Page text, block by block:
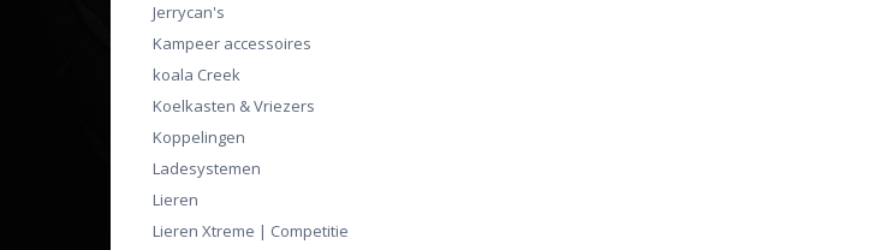
Jerrycan's
Kampeer accessoires
koala Creek
Koelkasten & Vriezers
Koppelingen
Ladesystemen
Lieren
Lieren Xtreme | Competitie